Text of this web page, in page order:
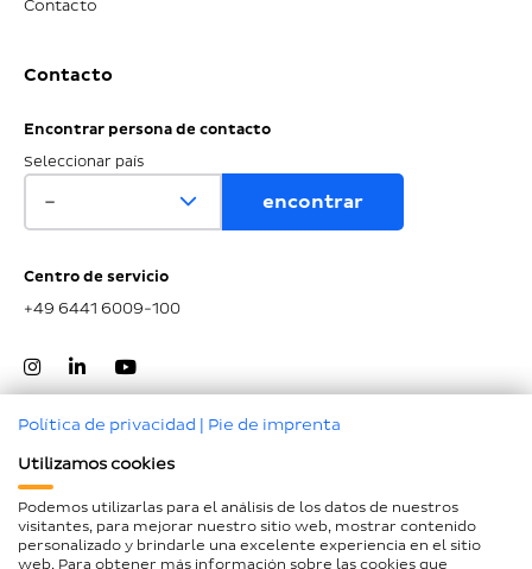
Contacto
Contacto
Encontrar persona de contacto
Seleccionar país
Centro de servicio
+49 6441 6009-100
Ir al inicio de la página
Aviso legal
Política de privacidad | Pie de imprenta
Utilizamos cookies
Podemos utilizarlas para el análisis de los datos de nuestros
visitantes, para mejorar nuestro sitio web, mostrar contenido
personalizado y brindarle una excelente experiencia en el sitio
web. Para obtener más información sobre las cookies que